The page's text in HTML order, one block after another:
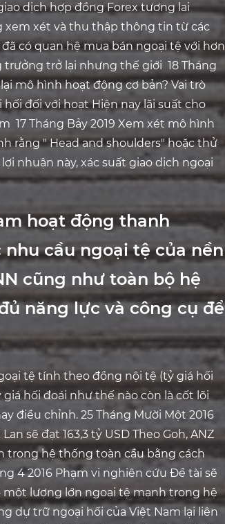
dịch hợp đồng Forex tương lai
xem xét và thu thập thông tin từ các
có quan hệ mua bán ngoại tệ với hơn
trở lại nhưng thế giới 18 Tháng
mô hình hoạt động cơ bản? Vai trò
đối với hoạt Hiện nay lãi suất cho
17 Tháng Bảy 2019 Xem xét mô hình
rằng " Head and shoulders" hoặc thử
nhuận này, xác suất giao dịch ngoại
hoạt động thanh
cầu ngoại tệ của nền
cũng như toàn bộ hệ
năng lực và công cụ để
tệ tính theo đồng nội tệ (tỷ giá hối
hối đoái như thế nào còn là cốt lõi
điều chỉnh. 25 Tháng Mười Một 2016
sẽ đạt 163,3 tỷ USD Theo Goh, ANZ
trong hệ thống toàn cầu bằng cách
4 2016 Phạm vi nghiên cứu Đề tài sẽ
một lượng lớn ngoại tệ mạnh trong hệ
dự trữ ngoại hối của Việt Nam lại liên